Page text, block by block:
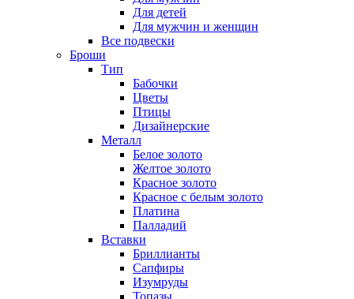
Для детей
Для мужчин и женщин
Все подвески
Броши
Тип
Бабочки
Цветы
Птицы
Дизайнерские
Металл
Белое золото
Желтое золото
Красное золото
Красное с белым золото
Платина
Палладий
Вставки
Бриллианты
Сапфиры
Изумруды
Топазы